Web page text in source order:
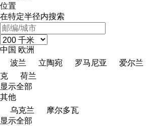
位置
在特定半径内搜索
中国 欧洲
波兰
立陶宛 罗马尼亚 爱尔兰
克
荷兰
显示全部
其他
乌克兰
摩尔多瓦
显示全部